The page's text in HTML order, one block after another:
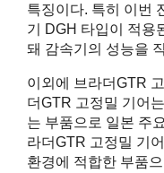
특징이다. 특히 이번
기 DGH 타입이 적용
돼 감속기의 성능을
이외에 브라더GTR
더GTR 고정밀 기어
는 부품으로 일본 주
라더GTR 고정밀 기
환경에 적합한 부품